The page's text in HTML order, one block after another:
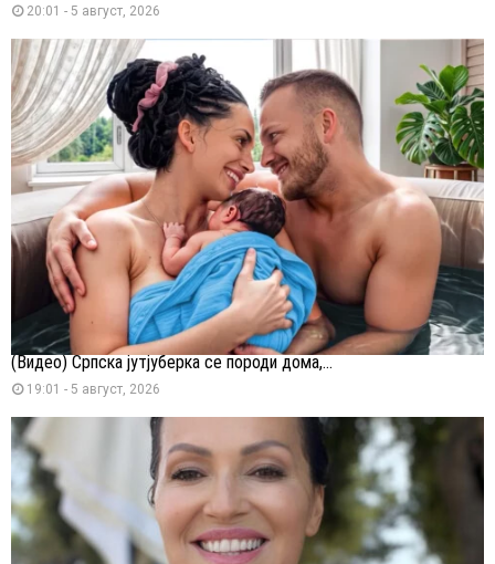
20:01 - 5 август, 2026
(Видео) Српска јутјуберка се породи дома,...
19:01 - 5 август, 2026